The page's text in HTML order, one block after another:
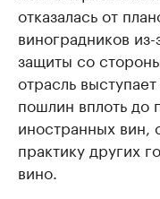
отказалась от
виноградников из-
защиты со
отрасль
пошлин вплоть до
иностранных вин,
практику других
вино.